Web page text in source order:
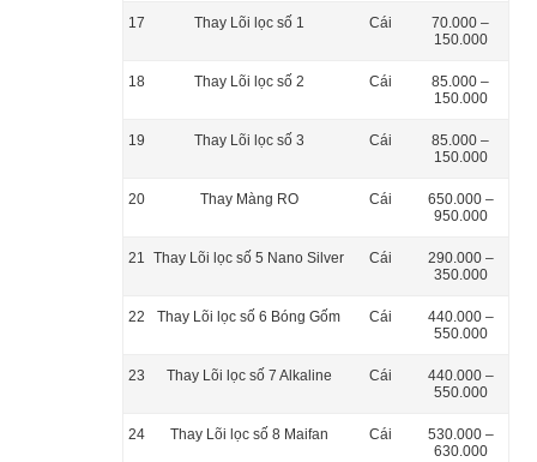
17 Thay Lõi lọc số 1 Cái
70.000 –
150.000
18 Thay Lõi lọc số 2 Cái
85.000 –
150.000
19 Thay Lõi lọc số 3 Cái
85.000 –
150.000
20 Thay Màng RO Cái
650.000 –
950.000
21 Thay Lõi lọc số 5 Nano Silver Cái
290.000 –
350.000
22 Thay Lõi lọc số 6 Bóng Gốm Cái
440.000 –
550.000
23 Thay Lõi lọc số 7 Alkaline Cái
440.000 –
550.000
24 Thay Lõi lọc số 8 Maifan Cái
530.000 –
630.000